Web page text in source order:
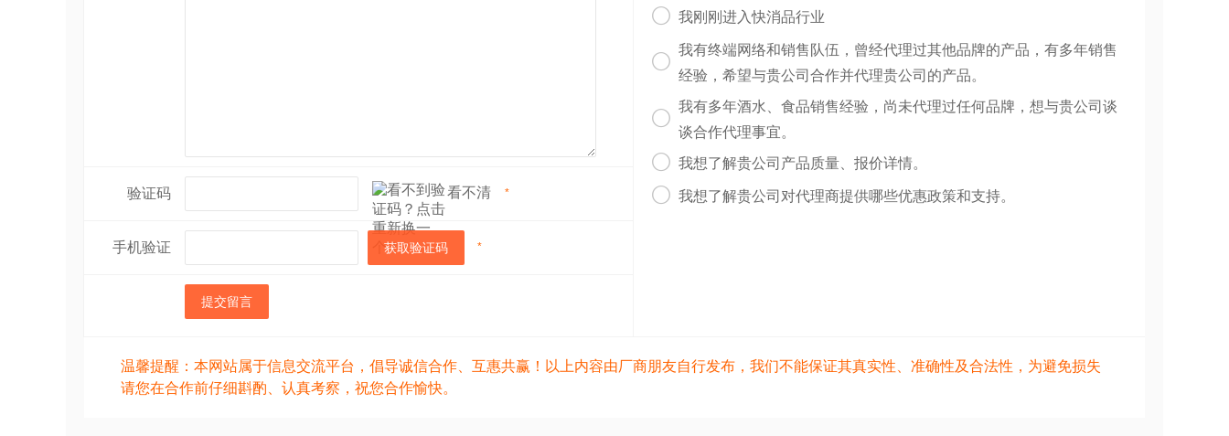
验证码 看不清 *
手机验证 获取验证码 *
提交留言
 我刚刚进入快消品行业

我有终端网络和销售队伍，曾经代理过其他品牌的产品，有多年销售
经验，希望与贵公司合作并代理贵公司的产品。

我有多年酒水、食品销售经验，尚未代理过任何品牌，想与贵公司谈
谈合作代理事宜。
 我想了解贵公司产品质量、报价详情。
 我想了解贵公司对代理商提供哪些优惠政策和支持。
温馨提醒：本网站属于信息交流平台，倡导诚信合作、互惠共赢！以上内容由厂商朋友自行发布，我们不能保证其真实性、准确性及合法性，为避免损失
请您在合作前仔细斟酌、认真考察，祝您合作愉快。